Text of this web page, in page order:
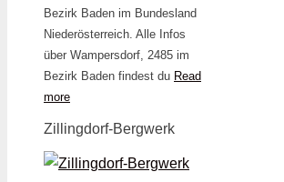
Bezirk Baden im Bundesland
Niederösterreich. Alle Infos
über Wampersdorf, 2485 im
Bezirk Baden findest du Read
more
Zillingdorf-Bergwerk